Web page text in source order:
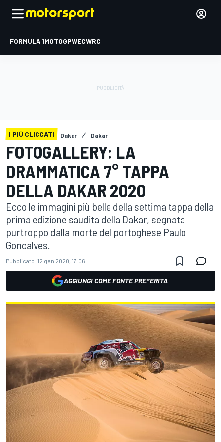
FORMULA 1MOTOGPWECWRC
I PIÙ CLICCATI Dakar Dakar
FOTOGALLERY: LA
DRAMMATICA 7° TAPPA
DELLA DAKAR 2020
Ecco le immagini più belle della settima tappa della
prima edizione saudita della Dakar, segnata
purtroppo dalla morte del portoghese Paulo
Goncalves.
Pubblicato: 12 gen 2020, 17:06
AGGIUNGI COME FONTE PREFERITA